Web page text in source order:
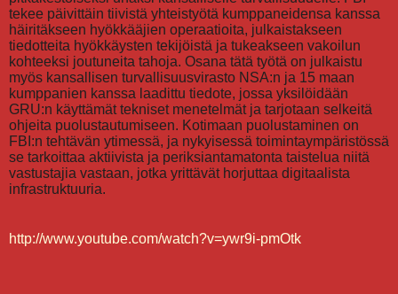
tekee päivittäin tiivistä yhteistyötä kumppaneidensa kanssa
häiritäkseen hyökkääjien operaatioita, julkaistakseen
tiedotteita hyökkäysten tekijöistä ja tukeakseen vakoilun
kohteeksi joutuneita tahoja. Osana tätä työtä on julkaistu
myös kansallisen turvallisuusvirasto NSA:n ja 15 maan
kumppanien kanssa laadittu tiedote, jossa yksilöidään
GRU:n käyttämät tekniset menetelmät ja tarjotaan selkeitä
ohjeita puolustautumiseen. Kotimaan puolustaminen on
FBI:n tehtävän ytimessä, ja nykyisessä toimintaympäristössä
se tarkoittaa aktiivista ja periksiantamatonta taistelua niitä
vastustajia vastaan, jotka yrittävät horjuttaa digitaalista
infrastruktuuria.
http://www.youtube.com/watch?v=ywr9i-pmOtk